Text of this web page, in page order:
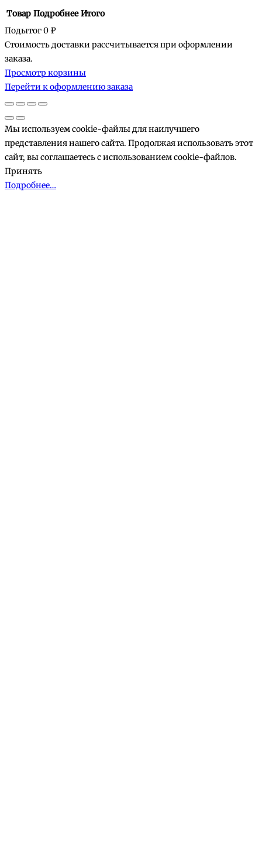
Товары
в
корзине
Товар Подробнее Итого
Подытог0 ₽
Стоимость доставки рассчитывается при оформлении
заказа.
Просмотр корзины
Перейти к оформлению заказа
Мы используем cookie-файлы для наилучшего
представления нашего сайта. Продолжая использовать этот
сайт, вы соглашаетесь с использованием cookie-файлов.
Принять
Подробнее…